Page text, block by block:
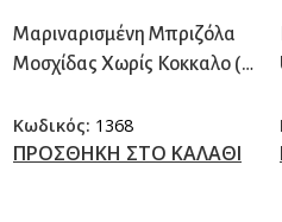
Μαριναρισμένη Μπριζόλα
Μοσχίδας Χωρίς Κοκκαλο (
Κωδικός: 1368
ΠΡΟΣΘΗΚΗ ΣΤΟ ΚΑΛΑΘΙ